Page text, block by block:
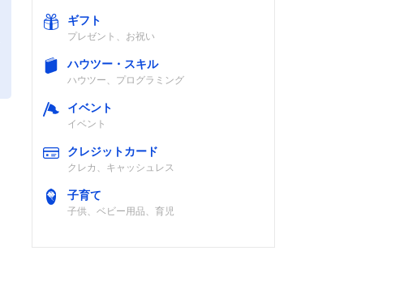
ギフト
プレゼント、お祝い
ハウツー・スキル
ハウツー、プログラミング
イベント
イベント
クレジットカード
クレカ、キャッシュレス
子育て
子供、ベビー用品、育児